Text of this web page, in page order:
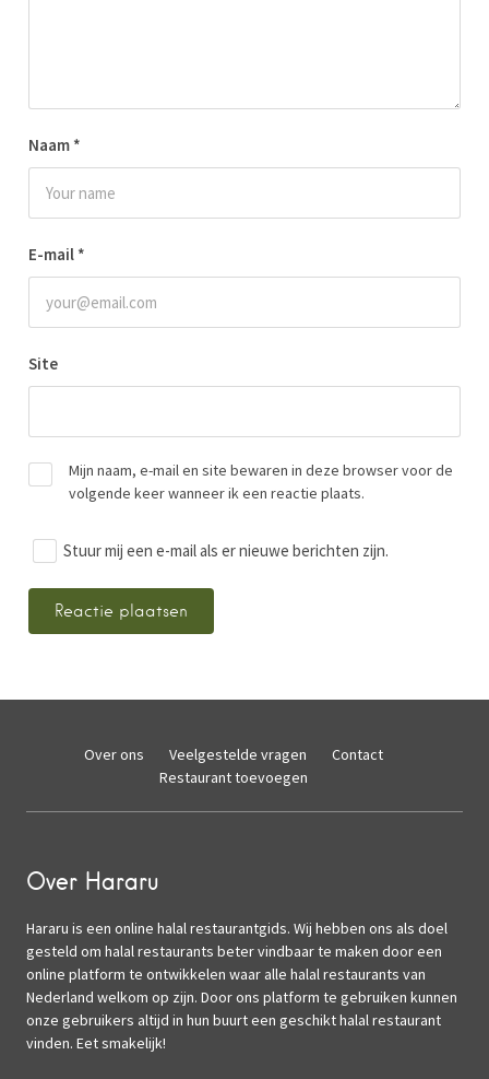
Naam *
E-mail *
Site
Mijn naam, e-mail en site bewaren in deze browser voor de
volgende keer wanneer ik een reactie plaats.
Stuur mij een e-mail als er nieuwe berichten zijn.
Over ons Veelgestelde vragen
Contact
Restaurant toevoegen
Over Hararu
Hararu is een online halal restaurantgids. Wij hebben ons als doel
gesteld om halal restaurants beter vindbaar te maken door een
online platform te ontwikkelen waar alle halal restaurants van
Nederland welkom op zijn. Door ons platform te gebruiken kunnen
onze gebruikers altijd in hun buurt een geschikt halal restaurant
vinden. Eet smakelijk!